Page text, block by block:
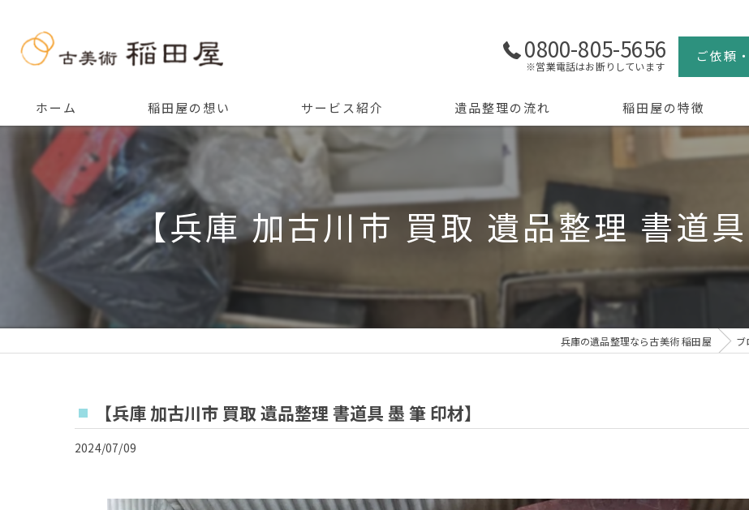
0800-805-5656
※営業電話はお断りしています
ご依頼
ホーム 稲田屋の想い
ご挨拶
サービス紹介 遺品整理の流れ 稲田屋の特徴
生前整理
骨董品
美術品
京都の遺品整理
【兵庫 加古川市 買取 遺品整理 書道具
兵庫の遺品整理なら古美術 稲田屋 ブ
【兵庫 加古川市 買取 遺品整理 書道具 墨 筆 印材】
2024/07/09